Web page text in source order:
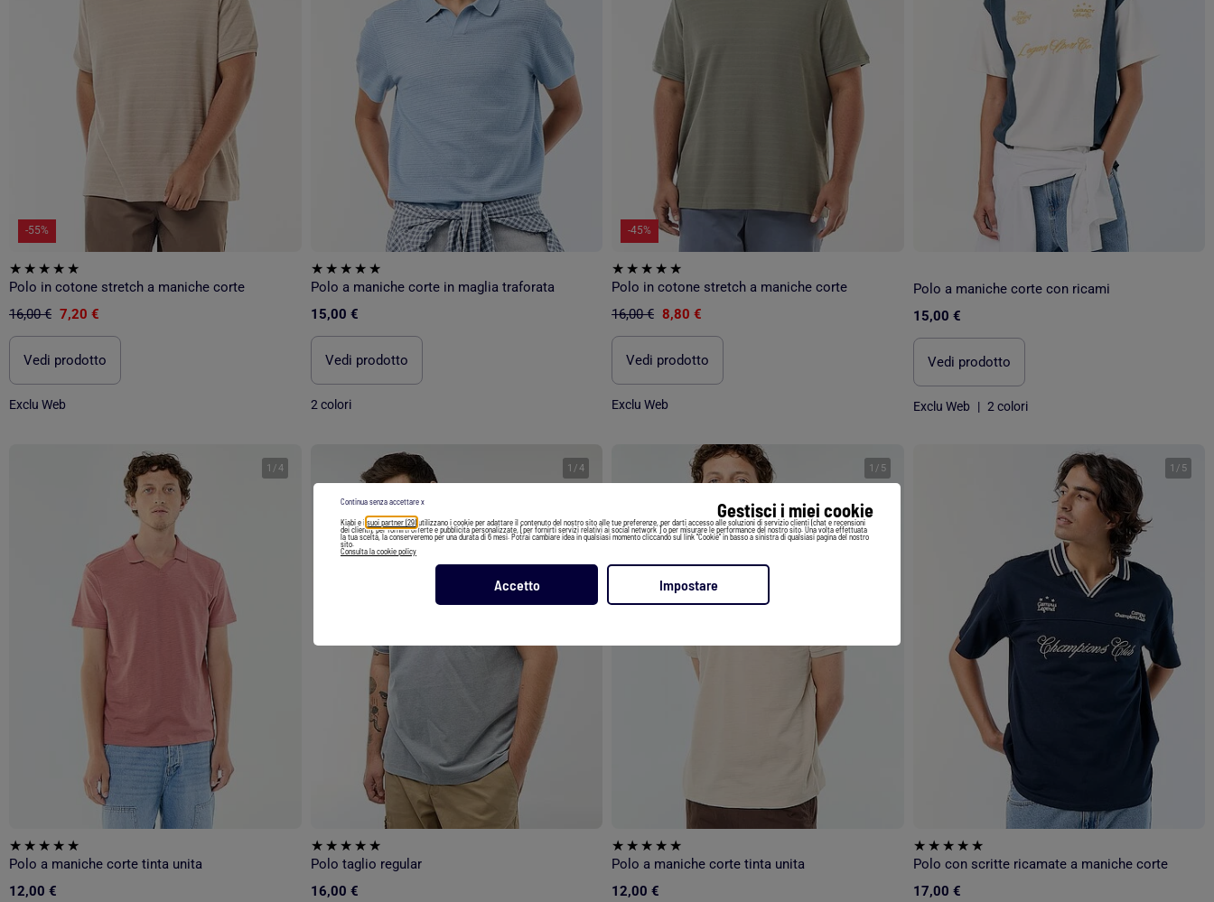
Gestisci i miei cookie
Kiabi e i suoi partner (29) utilizzano i cookie per adattare il contenuto del nostro sito alle tue preferenze, per darti accesso alle soluzioni di servizio clienti (chat e recensioni
dei clienti), per fornirti offerte e pubblicità personalizzate, [per fornirti servizi relativi ai social network ] o per misurare le performance del nostro sito. Una volta effettuata
la tua scelta, la conserveremo per una durata di 6 mesi. Potrai cambiare idea in qualsiasi momento cliccando sul link "Cookie" in basso a sinistra di qualsiasi pagina del nostro
sito.
Consulta la cookie policy
Accetto Impostare
Continua senza accettare x
-55%
Polo in cotone stretch a maniche corte
16,00 € 7,20 €
Vedi prodotto
Exclu Web
Polo a maniche corte in maglia traforata
15,00 €
Vedi prodotto
2 colori
-45%
Polo in cotone stretch a maniche corte
16,00 € 8,80 €
Vedi prodotto
Exclu Web
Polo a maniche corte con ricami
15,00 €
Vedi prodotto
Exclu Web | 2 colori
1 /4
Polo a maniche corte tinta unita
12,00 €
1 /4
Polo taglio regular
16,00 €
1 / 5
Polo a maniche corte tinta unita
12,00 €
1 / 5
Polo con scritte ricamate a maniche corte
17,00 €